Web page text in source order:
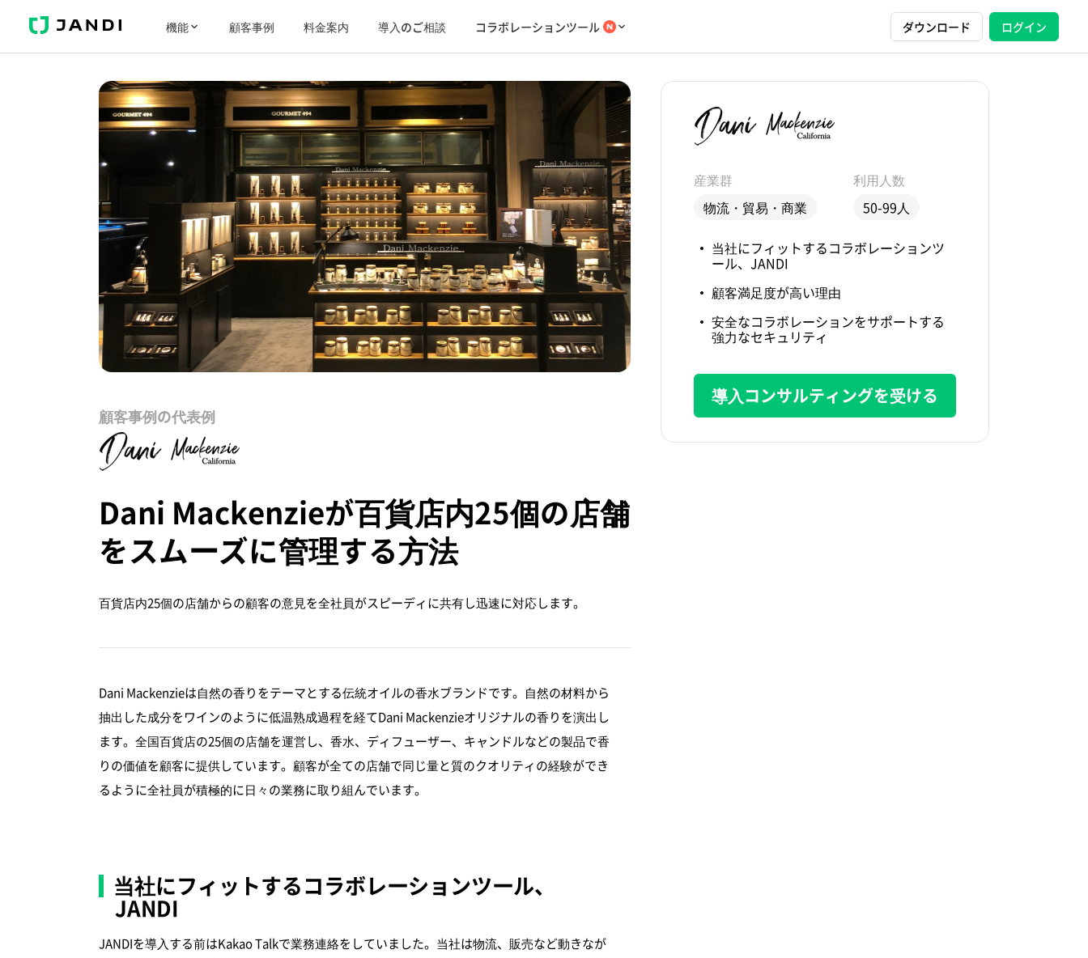
JANDI 機能 顧客事例 料金案内 導入のご相談 コラボレーションツール ダウンロード ログイン
顧客事例の代表例
Dani Mackenzieが百貨店内25個の店舗
をスムーズに管理する方法
百貨店内25個の店舗からの顧客の意見を全社員がスピーディに共有し迅速に対応します。
産業群
物流・貿易・商業
利用人数
50-99人
当社にフィットするコラボレーションツ
ール、JANDI
顧客満足度が高い理由
安全なコラボレーションをサポートする
強力なセキュリティ
導入コンサルティングを受ける
Dani Mackenzieは自然の香りをテーマとする伝統オイルの香水ブランドです。自然の材料から
抽出した成分をワインのように低温熟成過程を経てDani Mackenzieオリジナルの香りを演出し
ます。全国百貨店の25個の店舗を運営し、香水、ディフューザー、キャンドルなどの製品で香
りの価値を顧客に提供しています。顧客が全ての店舗で同じ量と質のクオリティの経験ができ
るように全社員が積極的に日々の業務に取り組んでいます。
当社にフィットするコラボレーションツール、
JANDI
JANDIを導入する前はKakao Talkで業務連絡をしていました。当社は物流、販売など動きなが